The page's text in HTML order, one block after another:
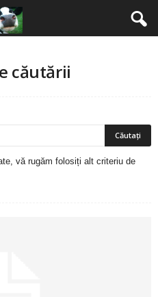
căutării
vă rugăm folosiți alt criteriu de